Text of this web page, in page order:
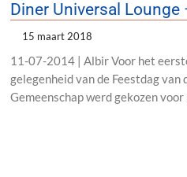
Diner Universal Lounge
15 maart 2018
11-07-2014 | Albir Voor het
gelegenheid van de Feestdag van
Gemeenschap werd gekozen